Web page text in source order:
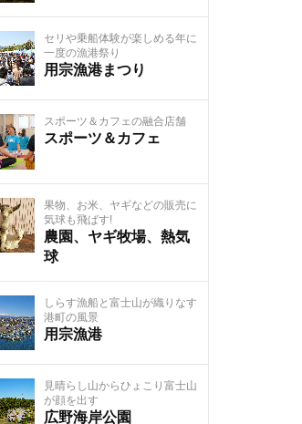
セリや乗船体験が楽しめる年に
一度の漁港祭り
用宗漁港まつり
スポーツ＆カフェの融合店舗
スポーツ＆カフェ
果物、お米、ヤギなどの販売に
気球も飛ばす!
農園、ヤギ牧場、熱気
球
しらす漁船と富士山が織りなす
港町の風景
用宗漁港
見晴らし山からひょこり富士山
が顔を出す
広野海岸公園